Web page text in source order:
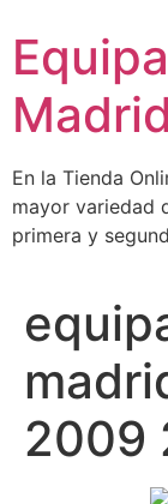
contenido
En la Tienda
mayor variedad
primera y
2009